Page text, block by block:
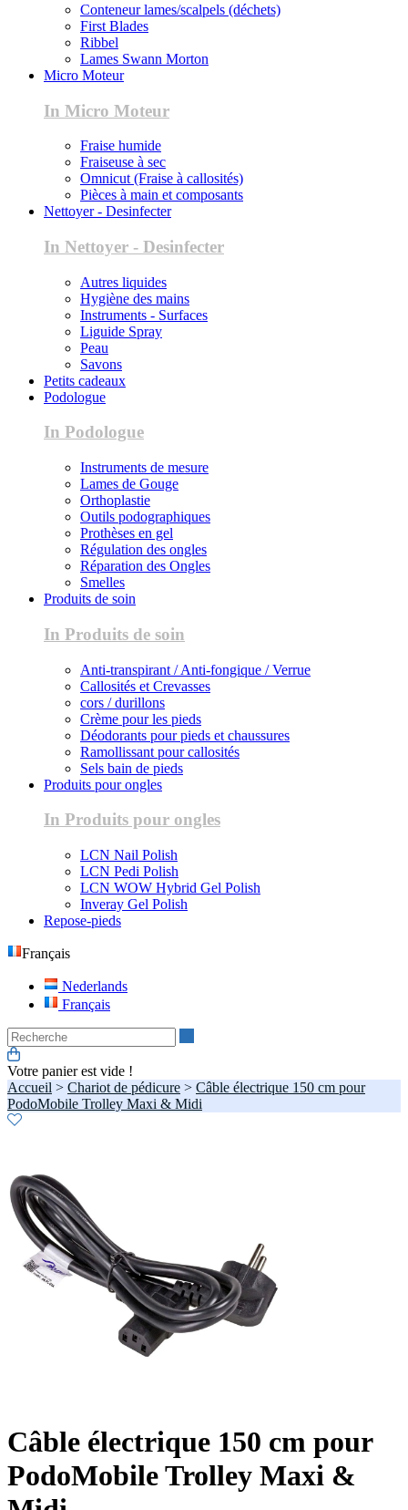
Conteneur lames/scalpels (déchets)
First Blades
Ribbel
Lames Swann Morton
Micro Moteur
In Micro Moteur
Fraise humide
Fraiseuse à sec
Omnicut (Fraise à callosités)
Pièces à main et composants
Nettoyer - Desinfecter
In Nettoyer - Desinfecter
Autres liquides
Hygiène des mains
Instruments - Surfaces
Liguide Spray
Peau
Savons
Petits cadeaux
Podologue
In Podologue
Instruments de mesure
Lames de Gouge
Orthoplastie
Outils podographiques
Prothèses en gel
Régulation des ongles
Réparation des Ongles
Smelles
Produits de soin
In Produits de soin
Anti-transpirant / Anti-fongique / Verrue
Callosités et Crevasses
cors / durillons
Crème pour les pieds
Déodorants pour pieds et chaussures
Ramollissant pour callosités
Sels bain de pieds
Produits pour ongles
In Produits pour ongles
LCN Nail Polish
LCN Pedi Polish
LCN WOW Hybrid Gel Polish
Inveray Gel Polish
Repose-pieds
Français
Nederlands
Français
Votre panier est vide !
Accueil > Chariot de pédicure > Câble électrique 150 cm pour
PodoMobile Trolley Maxi & Midi
Câble électrique 150 cm pour
PodoMobile Trolley Maxi &